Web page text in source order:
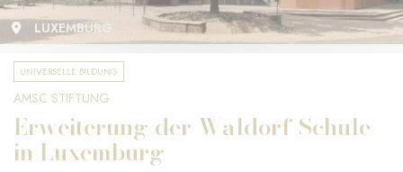
LUXEMBURG
UNIVERSELLE BILDUNG
AMSC STIFTUNG
Erweiterung der Waldorf-Schule
in Luxemburg